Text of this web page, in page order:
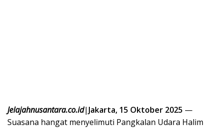
Jelajahnusantara.co.id| Jakarta, 15 Oktober 2025 —
Suasana hangat menyelimuti Pangkalan Udara Halim